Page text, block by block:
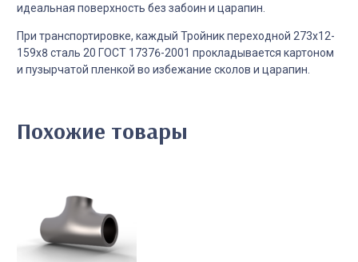
идеальная поверхность без забоин и царапин.
При транспортировке, каждый Тройник переходной 273х12-
159х8 сталь 20 ГОСТ 17376-2001 прокладывается картоном
и пузырчатой пленкой во избежание сколов и царапин.
Похожие товары